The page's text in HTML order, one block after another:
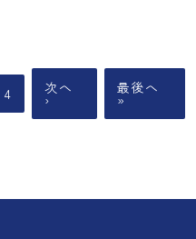
4 次へ
›
最後へ
»